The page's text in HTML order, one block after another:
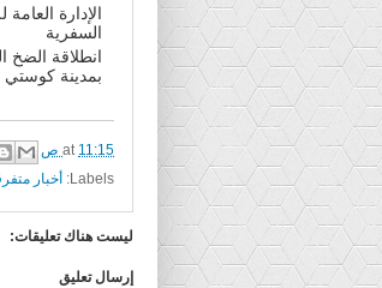
الإدارة
السفرية
انطلاقة الضخ
بمدينة كوستي
at 11:15 ص
Labels:
أخبار
ليست هناك تعليقات:
إرسال تعليق